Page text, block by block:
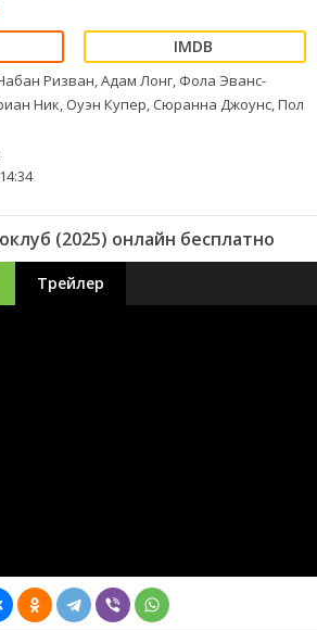
Ризван, Адам Лонг, Фола Эванс-
Ник, Оуэн Купер, Сюранна Джоунс, Пол
(2025) онлайн бесплатно
Трейлер